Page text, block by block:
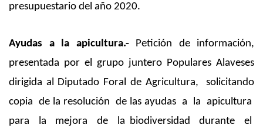
presupuestario del año 2020.
Ayudas a la apicultura.- Petición de información,
presentada por el grupo juntero Populares Alaveses
dirigida al Diputado Foral de Agricultura, solicitando
copia de la resolución de las ayudas a la apicultura
para la mejora de la biodiversidad durante el